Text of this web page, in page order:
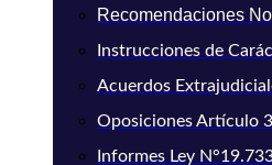
Recomendaciones
Instrucciones de
Acuerdos
Oposiciones Artículo
Informes Ley